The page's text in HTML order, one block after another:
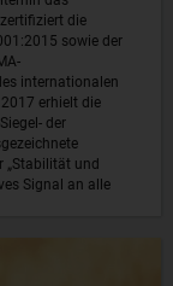
die
sowie der
internationalen
erhielt die
der
„Stabilität und
Signal an alle